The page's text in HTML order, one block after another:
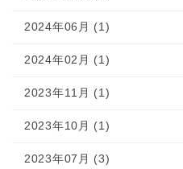
2024年06月 (1)
2024年02月 (1)
2023年11月 (1)
2023年10月 (1)
2023年07月 (3)